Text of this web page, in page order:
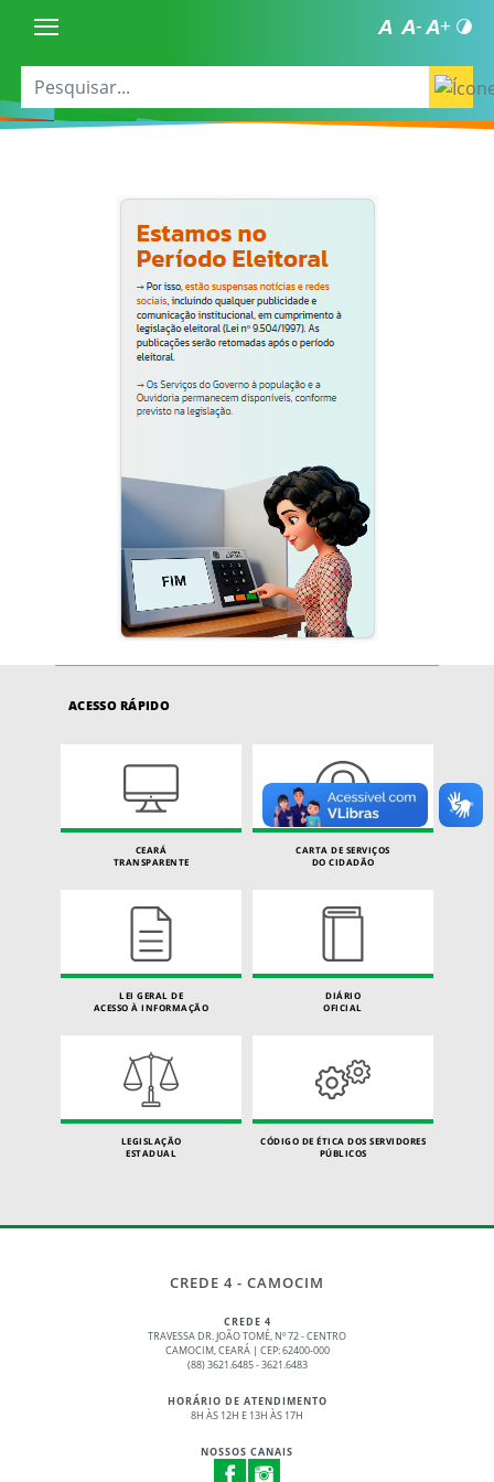
ACESSO RÁPIDO
CEARÁ
TRANSPARENTE
CARTA DE SERVIÇOS
DO CIDADÃO
LEI GERAL DE
ACESSO À INFORMAÇÃO
DIÁRIO
OFICIAL
LEGISLAÇÃO
ESTADUAL
CÓDIGO DE ÉTICA DOS SERVIDORES
PÚBLICOS
CREDE 4 - CAMOCIM
CREDE 4
TRAVESSA DR. JOÃO TOMÉ, Nº 72 - CENTRO
CAMOCIM, CEARÁ | CEP: 62400-000
(88) 3621.6485 - 3621.6483
HORÁRIO DE ATENDIMENTO
8H ÀS 12H E 13H ÀS 17H
NOSSOS CANAIS